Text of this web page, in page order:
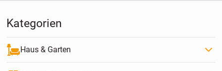
Kategorien
Haus & Garten